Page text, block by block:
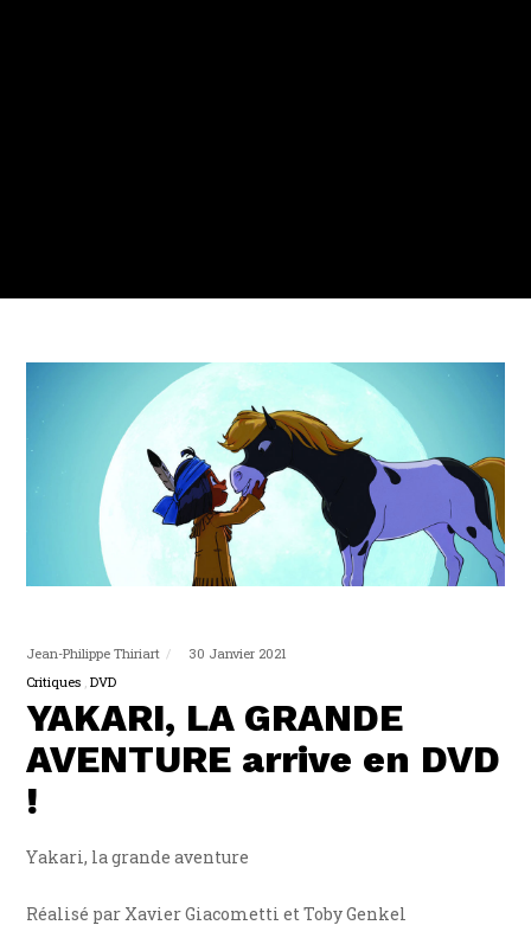
Jean-Philippe Thiriart
30 Janvier 2021
Critiques DVD
YAKARI, LA GRANDE
AVENTURE arrive en DVD
!
Yakari, la grande aventure
Réalisé par Xavier Giacometti et Toby Genkel